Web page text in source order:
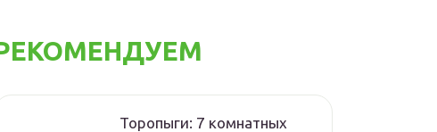
Торопыги: 7 комнатных